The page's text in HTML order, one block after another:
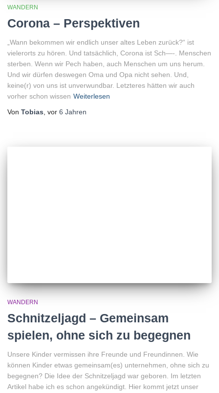
WANDERN
Corona – Perspektiven
„Wann bekommen wir endlich unser altes Leben zurück?“ ist
vielerorts zu hören. Und tatsächlich, Corona ist Sch—-. Menschen
sterben. Wenn wir Pech haben, auch Menschen um uns herum.
Und wir dürfen deswegen Oma und Opa nicht sehen. Und,
keine(r) von uns ist unverwundbar. Letzteres hätten wir auch
vorher schon wissen Weiterlesen
Von Tobias , vor 6 Jahren
WANDERN
Schnitzeljagd – Gemeinsam
spielen, ohne sich zu begegnen
Unsere Kinder vermissen ihre Freunde und Freundinnen. Wie
können Kinder etwas gemeinsam(es) unternehmen, ohne sich zu
begegnen? Die Idee der Schnitzeljagd war geboren. Im letzten
Artikel habe ich es schon angekündigt. Hier kommt jetzt unser